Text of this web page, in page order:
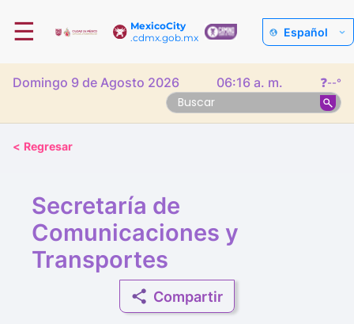
MexicoCity
.cdmx.gob.mx
☰ Español
Domingo 9 de Agosto 2026 06:16 a. m. ❓--°
< Regresar
Secretaría de
Comunicaciones y
Transportes
Compartir